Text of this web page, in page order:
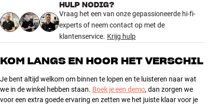
Afmetingen (verpakking)
8 x 3 x 20 cm (breedte x hoogte x
diepte)
ALGEMENE KARAKTERISTIEKEN
Reinigingsborstel voor naalden
Kleur: Zwart
43 recensies
5 37
4 5
2
1 0
HULP NODIG?
Vraag het een van onze gepassioneerde hi-fi-
experts of neem contact op met de
klantenservice. Krijg hulp
KOM LANGS EN HOOR HET VERSCHIL
Je bent altijd welkom om binnen te lopen en te luisteren naar wat
we in de winkel hebben staan. Boek je een demo, dan zorgen we
voor een extra goede ervaring en zetten we het juiste klaar voor je